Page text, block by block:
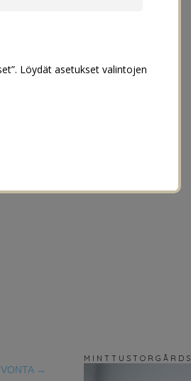
→
M I N T T U S T O R G Å R D S
Löydät asetukset valintojen